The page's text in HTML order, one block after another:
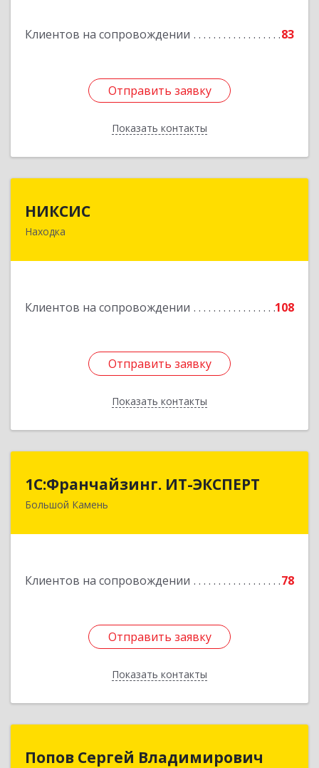
Клиентов на сопровождении 83
Отправить заявку
Показать контакты
Подробнее
Отправить заявку
Назад
НИКСИС
Находка
Клиентов на сопровождении 108
Отправить заявку
Показать контакты
Отправить заявку
Назад
1С:Франчайзинг. ИТ-ЭКСПЕРТ
Большой Камень
Клиентов на сопровождении 78
Отправить заявку
Показать контакты
1С:Франчайзинг. ИТ-ЭКСПЕРТ
692806, Приморский край, Большой Камень г,
Отправить заявку
Назад
Попов Сергей Владимирович
Попов Сергей Владимирович